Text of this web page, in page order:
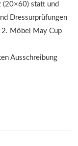
(20×60) statt und
Dressurprüfungen
Möbel May Cup
Ausschreibung